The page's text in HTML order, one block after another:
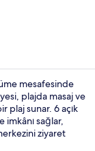
mesafesinde
plajda masaj ve
plaj sunar. 6 açık
sağlar,
ziyaret